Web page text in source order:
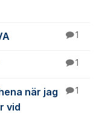
1
1
när jag
vid
1